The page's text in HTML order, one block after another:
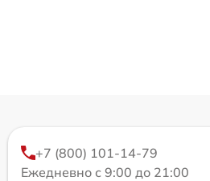
+7 (800) 101-14-79
Ежедневно с 9:00 до 21:00